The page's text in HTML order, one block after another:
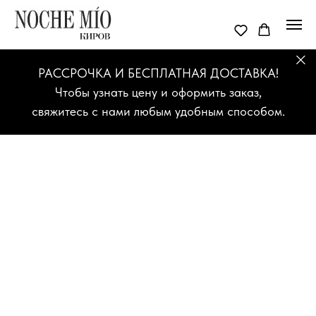
РАССРОЧКА И БЕСПЛАТНАЯ ДОСТАВКА!
Чтобы узнать цену и оформить заказ,
свяжитесь с нами любым удобным способом.